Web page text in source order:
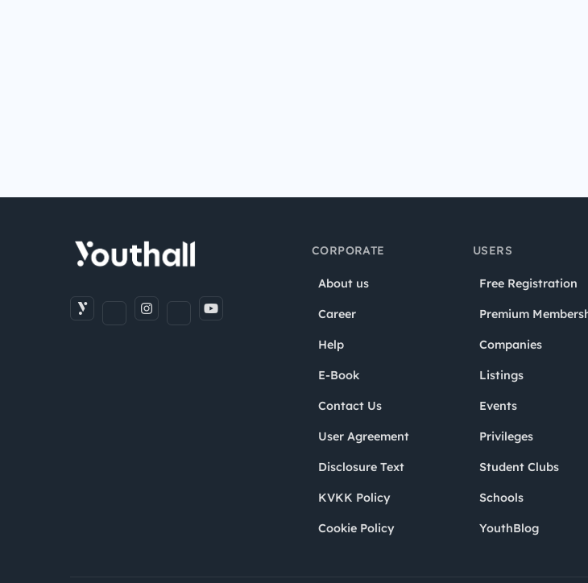
CORPORATE
About us
Career
Help
E-Book
Contact Us
User Agreement
Disclosure Text
KVKK Policy
Cookie Policy
USERS
Free Registration
Premium
Companies
Listings
Events
Privileges
Student Clubs
Schools
YouthBlog